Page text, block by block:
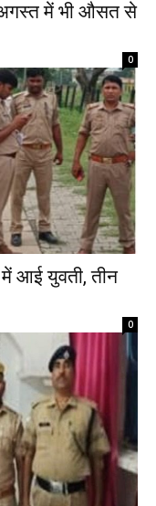
में भी औसत से
0
आई युवती, तीन
0